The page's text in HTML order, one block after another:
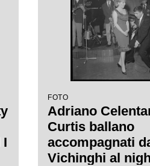
I
FOTO
Adriano
Curtis ballano
accompagnati
Vichinghi al